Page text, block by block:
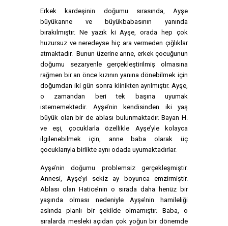
Erkek kardeşinin doğumu sırasında, Ayşe
büyükanne ve büyükbabasının yanında
bırakılmıştır. Ne yazık ki Ayşe, orada hep çok
huzursuz ve neredeyse hiç ara vermeden çığlıklar
atmaktadır. Bunun üzerine anne, erkek çocuğunun
doğumu sezaryenle gerçekleştirilmiş olmasına
rağmen bir an önce kızının yanına dönebilmek için
doğumdan iki gün sonra klinikten ayrılmıştır. Ayşe,
o zamandan beri tek başına uyumak
istememektedir. Ayşe’nin kendisinden iki yaş
büyük olan bir de ablası bulunmaktadır. Bayan H.
ve eşi, çocuklarla özellikle Ayşe’yle kolayca
ilgilenebilmek için, anne baba olarak üç
çocuklarıyla birlikte aynı odada uyumaktadırlar.
Ayşe’nin doğumu problemsiz gerçekleşmiştir.
Annesi, Ayşe’yi sekiz ay boyunca emzirmiştir.
Ablası olan Hatice’nin o sırada daha henüz bir
yaşında olması nedeniyle Ayşe’nin hamileliği
aslında planlı bir şekilde olmamıştır. Baba, o
sıralarda mesleki açıdan çok yoğun bir dönemde